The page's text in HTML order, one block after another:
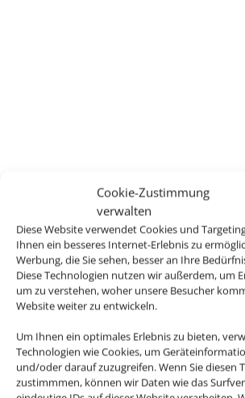
Cookie-Zustimmung
verwalten
Diese Website verwendet Cookies und
Ihnen ein besseres Internet-Erlebnis zu
Werbung, die Sie sehen, besser an Ihre
Diese Technologien nutzen wir außerdem, um
um zu verstehen, woher unsere Besucher
Website weiter zu entwickeln.
Um Ihnen ein optimales Erlebnis zu bieten,
Technologien wie Cookies, um
und/oder darauf zuzugreifen. Wenn Sie diesen
zustimmmen, können wir Daten wie das